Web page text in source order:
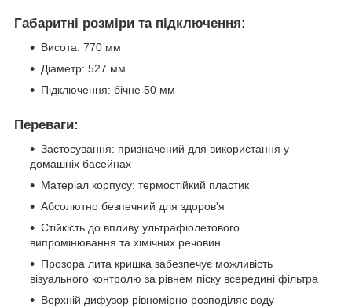
Габаритні розміри та підключення:
Висота: 770 мм
Діаметр: 527 мм
Підключення: бічне 50 мм
Переваги:
Застосування: призначений для використання у
домашніх басейнах
Матеріал корпусу: термостійкий пластик
Абсолютно безпечний для здоров'я
Стійкість до впливу ультрафіолетового
випромінювання та хімічних речовин
Прозора лита кришка забезпечує можливість
візуального контролю за рівнем піску всередині фільтра
Верхній дифузор рівномірно розподіляє воду